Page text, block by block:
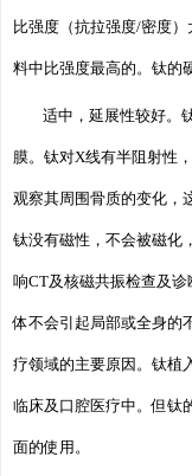
比强度（抗拉强度/密度
料中比强度最高的。钛的
适中，延展性较好。
膜。钛对X线有半阻射性
观察其周围骨质的变化，
钛没有磁性，不会被磁化
响CT及核磁共振检查及
体不会引起局部或全身的
疗领域的主要原因。钛植
临床及口腔医疗中。但钛
面的使用。